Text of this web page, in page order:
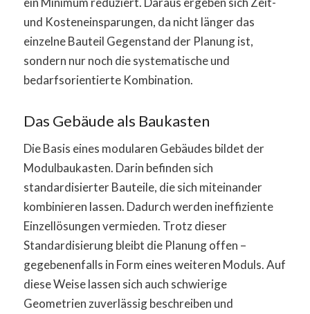
und Kosteneinsparungen, da nicht länger das
einzelne Bauteil Gegenstand der Planung ist,
sondern nur noch die systematische und
bedarfsorientierte Kombination.
Das Gebäude als Baukasten
Die Basis eines modularen Gebäudes bildet der
Modulbaukasten. Darin befinden sich
standardisierter Bauteile, die sich miteinander
kombinieren lassen. Dadurch werden ineffiziente
Einzellösungen vermieden. Trotz dieser
Standardisierung bleibt die Planung offen –
gegebenenfalls in Form eines weiteren Moduls. Auf
diese Weise lassen sich auch schwierige
Geometrien zuverlässig beschreiben und